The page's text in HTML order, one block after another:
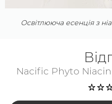
Освітлююча есенція з
Nacific Phyto